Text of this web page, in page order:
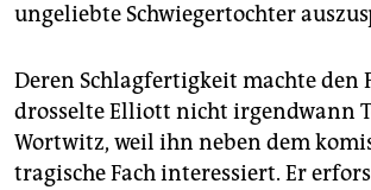
ungeliebte Schwiegertochter
Deren Schlagfertigkeit machte den
drosselte Elliott nicht irgendwann
Wortwitz, weil ihn neben dem
tragische Fach interessiert. Er